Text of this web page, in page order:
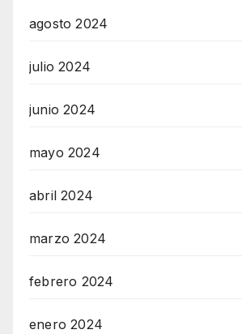
agosto 2024
julio 2024
junio 2024
mayo 2024
abril 2024
marzo 2024
febrero 2024
enero 2024